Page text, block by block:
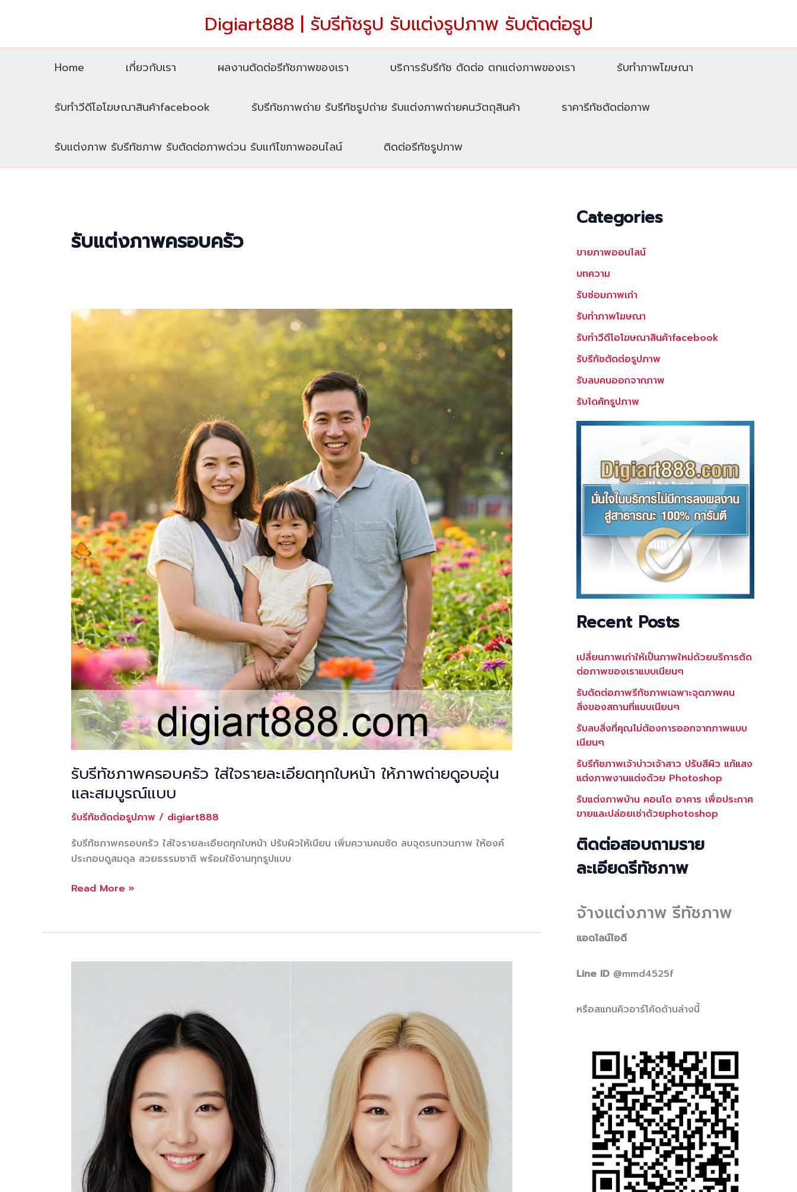
Digiart888 | รับรีทัชรูป รับแต่งรูปภาพ รับตัดต่อรูป
Home เกี่ยวกับเรา ผลงานตัดต่อรีทัชภาพของเรา บริการรับรีทัช ตัดต่อ ตกแต่งภาพของเรา รับทําภาพโฆษณา
รับทำวีดีโอโฆษณาสินค้าfacebook รับรีทัชภาพถ่าย รับรีทัชรูปถ่าย รับแต่งภาพถ่ายคนวัตถุสินค้า ราคารีทัชตัดต่อภาพ
รับแต่งภาพ รับรีทัชภาพ รับตัดต่อภาพด่วน รับแก้ไขภาพออนไลน์ ติดต่อรีทัชรูปภาพ
รับแต่งภาพครอบครัว
รับรีทัชภาพครอบครัว ใส่ใจรายละเอียดทุกใบหน้า ให้ภาพถ่ายดูอบอุ่น
และสมบูรณ์แบบ
รับรีทัชตัดต่อรูปภาพ / digiart888
รับรีทัชภาพครอบครัว ใส่ใจรายละเอียดทุกใบหน้า ปรับผิวให้เนียน เพิ่มความคมชัด ลบจุดรบกวนภาพ ให้องค์
ประกอบดูสมดุล สวยธรรมชาติ พร้อมใช้งานทุกรูปแบบ
รับ
ภาพ
ใส่ใจ
สมบูรณ์
Read More »
Categories
ขายภาพออนไลน์
บทความ
รับซ่อมภาพเก่า
รับทำภาพโฆษณา
รับทำวีดีโอโฆษณาสินค้าfacebook
รับรีทัชตัดต่อรูปภาพ
รับลบคนออกจากภาพ
รับไดคัทรูปภาพ
Recent Posts
เปลี่ยนภาพเก่าให้เป็นภาพใหม่ด้วยบริการตัด
ต่อภาพของเราแบบเนียนๆ
รับตัดต่อภาพรีทัชภาพเฉพาะจุดภาพคน
สิ่งของสถานที่แบบเนียนๆ
รับลบสิ่งที่คุณไม่ต้องการออกจากภาพแบบ
เนียนๆ
รับรีทัชภาพเจ้าบ่าวเจ้าสาว ปรับสีผิว แก้แสง
แต่งภาพงานแต่งด้วย Photoshop
รับแต่งภาพบ้าน คอนโด อาคาร เพื่อประกาศ
ขายและปล่อยเช่าด้วยphotoshop
ติดต่อสอบถามราย
ละเอียดรีทัชภาพ
จ้างแต่งภาพ รีทัชภาพ
แอดไลน์ไอดี
Line ID @mmd4525f
หรือสแกนคิวอาร์โค้ดด้านล่างนี้